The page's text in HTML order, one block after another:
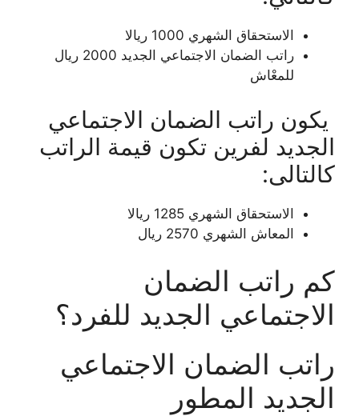
الاستحقاق الشهري 1000 ريالا
راتب الضمان الاجتماعي الجديد 2000 ريال
للمعْاش
يكون راتب الضمان الاجتماعي
الجديد لفرين تكون قيمة الراتب
كالتالى:
الاستحقاق الشهري 1285 ريالا
المعاش الشهري 2570 ريال
كم راتب الضمان
الاجتماعي الجديد للفرد؟
راتب الضمان الاجتماعي
الجديد المطور